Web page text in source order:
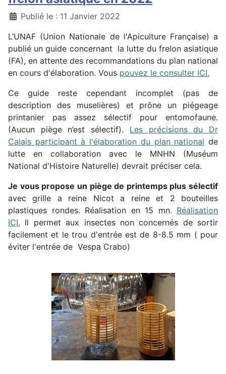
DétailsPublié le : 11 Janvier 2022
L’UNAF (Union Nationale de l'Apiculture Française) a
publié un guide concernant la lutte du frelon asiatique
(FA), en attente des recommandations du plan national
en cours d'élaboration. Vous pouvez le consulter ICI.
Ce guide reste cependant incomplet (pas de
description des muselières) et prône un piégeage
printanier pas assez sélectif pour entomofaune.
(Aucun piège n’est sélectif). Les précisions du Dr
Calais participant à l'élaboration du plan national de
lutte en collaboration avec le MNHN (Muséum
National d'Histoire Naturelle) devrait préciser cela.
Je vous propose un piège de printemps plus sélectif
avec grille a reine Nicot a reine et 2 bouteilles
plastiques rondes. Réalisation en 15 mn. Réalisation
ICI. Il permet aux insectes non concernés de sortir
facilement et le trou d'entrée est de 8-8.5 mm ( pour
éviter l'entrée de Vespa Crabo)